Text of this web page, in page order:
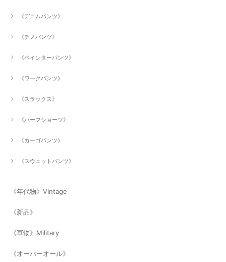
《デニムパンツ》
《チノパンツ》
《ペインターパンツ》
《ワークパンツ》
《スラックス》
《ハーフショーツ》
《カーゴパンツ》
《スウェットパンツ》
《年代物》Vintage
《新品》
《軍物》Military
《オーバーオール》